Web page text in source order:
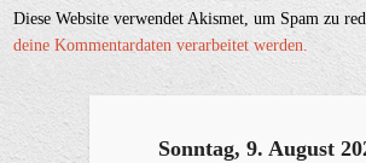
Diese Website verwendet Akismet, um Spam zu
deine Kommentardaten verarbeitet werden.
Sonntag, 9. August